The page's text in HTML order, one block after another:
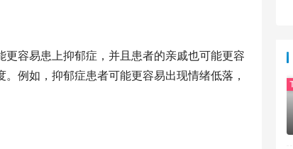
容易患上抑郁症，并且患者的亲戚也可能更容
例如，抑郁症患者可能更容易出现情绪低落，